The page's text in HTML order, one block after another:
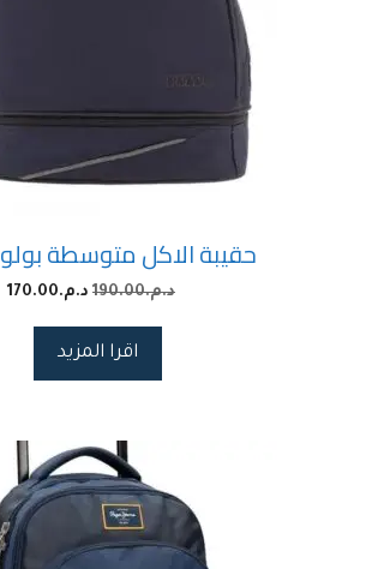
حقيبة الاكل متوسطة بولو POLO
د.م.190.00 د.م.170.00
اقرا المزيد